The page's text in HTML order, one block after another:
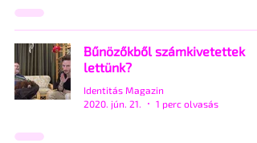
Bűnözőkből számkivetettek
lettünk?
Identitás Magazin
2020. jún. 21.
1 perc olvasás